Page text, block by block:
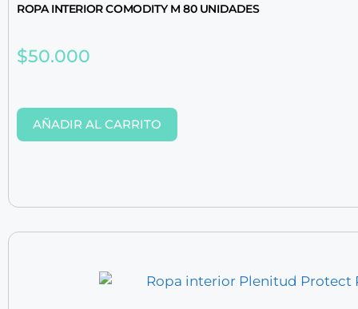
ROPA INTERIOR COMODITY M 80 UNIDADES
$50.000
AÑADIR AL CARRITO